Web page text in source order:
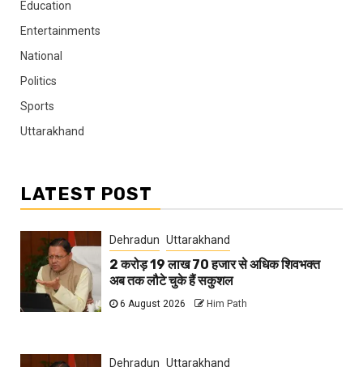
Education
Entertainments
National
Politics
Sports
Uttarakhand
LATEST POST
Dehradun Uttarakhand
2 करोड़ 19 लाख 70 हजार से अधिक शिवभक्त
अब तक लौटे चुके हैं सकुशल
6 August 2026 Him Path
Dehradun Uttarakhand